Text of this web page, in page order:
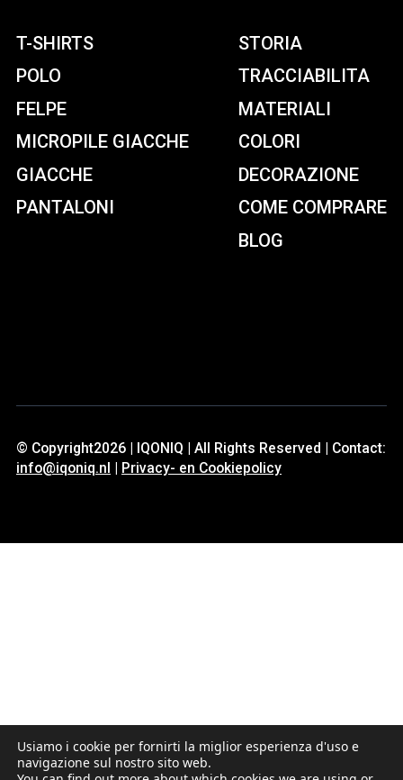
T-SHIRTS
POLO
FELPE
MICROPILE GIACCHE
GIACCHE
PANTALONI
STORIA
TRACCIABILITA
MATERIALI
COLORI
DECORAZIONE
COME COMPRARE
BLOG
© Copyright2026 | IQONIQ | All Rights Reserved | Contact:
info@iqoniq.nl | Privacy- en Cookiepolicy
Usiamo i cookie per fornirti la miglior esperienza d'uso e
navigazione sul nostro sito web.